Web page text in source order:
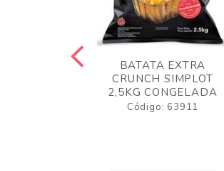
BATATA EXTRA
CRUNCH SIMPLOT
2,5KG CONGELADA
Código: 63911